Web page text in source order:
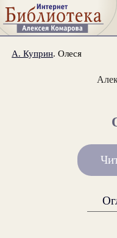
А. Куприн. Олеся